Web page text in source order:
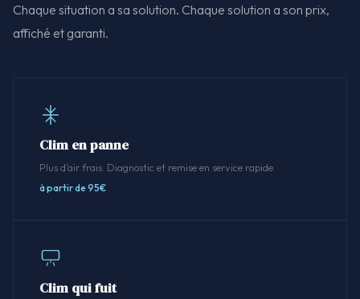
Chaque situation a sa solution. Chaque solution a son prix,
affiché et garanti.
Clim en panne
Plus d'air frais. Diagnostic et remise en service rapide.
à partir de 95€
Clim qui fuit